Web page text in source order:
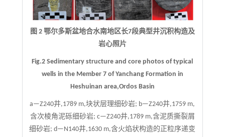
图 2 鄂尔多斯盆地合水南地区长7段典型井沉积构造及
岩心照片
Fig.2 Sedimentary structure and core photos of typical
wells in the Member 7 of Yanchang Formation in
Heshuinan area,Ordos Basin
a—Z240井,1789 m,块状层理细砂岩; b—Z240井,1759 m,
含次棱角泥砾细砂岩; c—Z240井,1789 m,含泥质撕裂屑
细砂岩; d—N140井,1630 m,含火焰状构造的正粒序递变